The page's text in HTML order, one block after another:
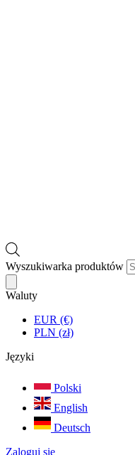
Wyszukiwarka produktów
Waluty
EUR (€)
PLN (zł)
Języki
Polski
English
Deutsch
Zaloguj się